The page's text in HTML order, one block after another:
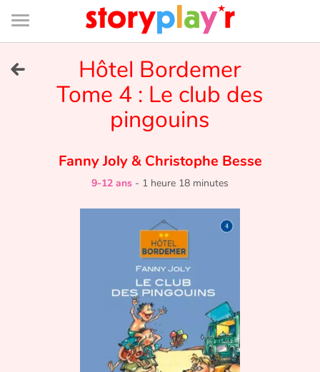
Connexion
Bibliothèque
de
page
Je me connecte
Tester gratuitement
Bibliothèque
Contes d'ici et d'ailleurs
Fable, mythe, littérature et poésie
Princesses et princes, rois, reines et dragons
Hôtel Bordemer
Tome 4 : Le club des
pingouins
Fanny Joly&Christophe Besse
9-12 ans - 1 heure 18 minutes